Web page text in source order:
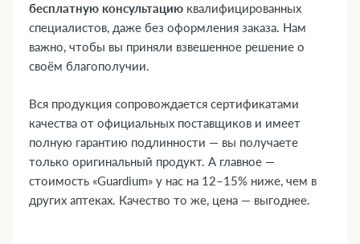
бесплатную консультацию квалифицированных
специалистов, даже без оформления заказа. Нам
важно, чтобы вы приняли взвешенное решение о
своём благополучии.
Вся продукция сопровождается сертификатами
качества от официальных поставщиков и имеет
полную гарантию подлинности — вы получаете
только оригинальный продукт. А главное —
стоимость «Guardium» у нас на 12–15% ниже, чем в
других аптеках. Качество то же, цена — выгоднее.